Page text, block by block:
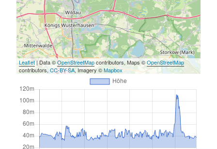
Leaflet| Data ©OpenStreetMapcontributors, Maps ©OpenStreetMap
contributors,CC-BY-SA, Imagery ©Mapbox